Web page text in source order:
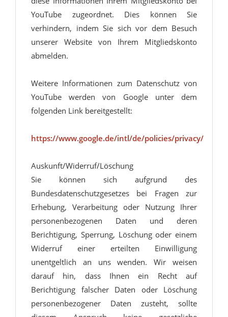
YouTube zugeordnet. Dies können Sie
verhindern, indem Sie sich vor dem Besuch
unserer Website von Ihrem Mitgliedskonto
abmelden.
Weitere Informationen zum Datenschutz von
YouTube werden von Google unter dem
folgenden Link bereitgestellt:
https://www.google.de/intl/de/policies/privacy/
Auskunft/Widerruf/Löschung
Sie können sich aufgrund des
Bundesdatenschutzgesetzes bei Fragen zur
Erhebung, Verarbeitung oder Nutzung Ihrer
personenbezogenen Daten und deren
Berichtigung, Sperrung, Löschung oder einem
Widerruf einer erteilten Einwilligung
unentgeltlich an uns wenden. Wir weisen
darauf hin, dass Ihnen ein Recht auf
Berichtigung falscher Daten oder Löschung
personenbezogener Daten zusteht, sollte